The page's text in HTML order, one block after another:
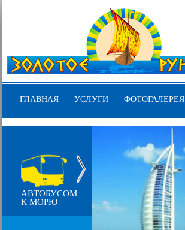
ГЛАВНАЯ УСЛУГИ ФОТОГАЛЕРЕЯ
АВТОБУСОМ
К МОРЮ